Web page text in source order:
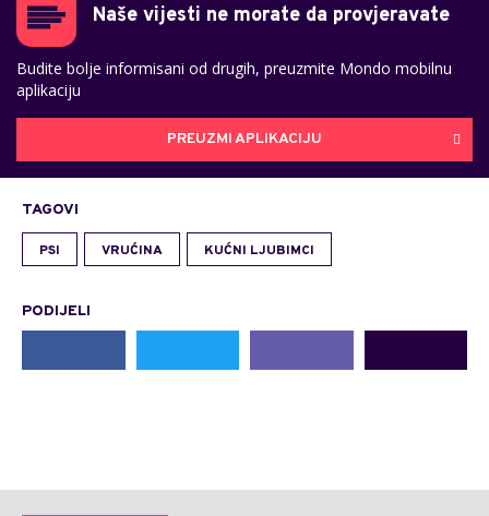
Naše vijesti ne morate da provjeravate
Budite bolje informisani od drugih, preuzmite Mondo mobilnu
aplikaciju
PREUZMI APLIKACIJU
TAGOVI
PSI VRUĆINA KUĆNI LJUBIMCI
PODIJELI